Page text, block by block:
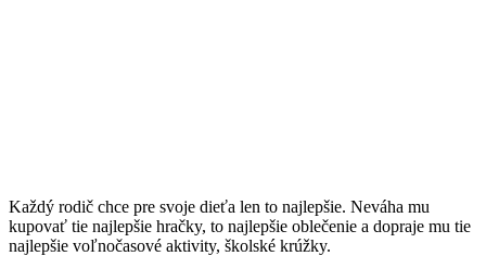
Každý rodič chce pre svoje dieťa len to najlepšie. Neváha mu
kupovať tie najlepšie hračky, to najlepšie oblečenie a dopraje mu tie
najlepšie voľnočasové aktivity, školské krúžky.